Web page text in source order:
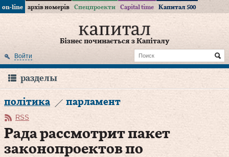
on-line архів номерів Спецпроекти Capital time Капитал 500
Бізнес починається з Капіталу
Войти
разделы
політика парламент
RSS
Рада рассмотрит пакет
законопроектов по